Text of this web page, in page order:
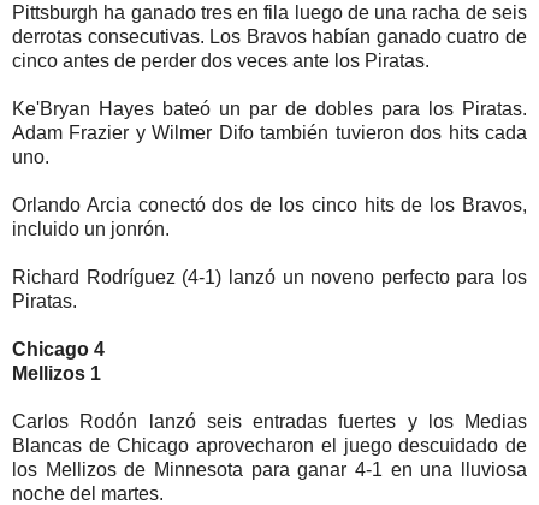
Pittsburgh ha ganado tres en fila luego de una racha de seis
derrotas consecutivas. Los Bravos habían ganado cuatro de
cinco antes de perder dos veces ante los Piratas.
Ke'Bryan Hayes bateó un par de dobles para los Piratas.
Adam Frazier y Wilmer Difo también tuvieron dos hits cada
uno.
Orlando Arcia conectó dos de los cinco hits de los Bravos,
incluido un jonrón.
Richard Rodríguez (4-1) lanzó un noveno perfecto para los
Piratas.
Chicago 4
Mellizos 1
Carlos Rodón lanzó seis entradas fuertes y los Medias
Blancas de Chicago aprovecharon el juego descuidado de
los Mellizos de Minnesota para ganar 4-1 en una lluviosa
noche del martes.